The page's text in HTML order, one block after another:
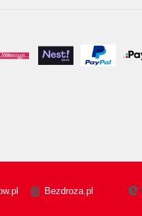
Bezdroza.pl